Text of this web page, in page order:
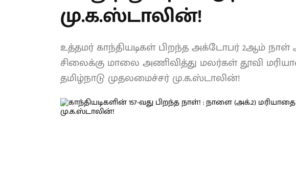
மு.க.ஸ்டாலின்!
உத்தமர் காந்தியடிகள் பிறந்த அக்டோபர் 2ஆம் நாள்
சிலைக்கு மாலை அணிவித்து மலர்கள் தூவி
தமிழ்நாடு முதலமைச்சர் மு.க.ஸ்டாலின்!